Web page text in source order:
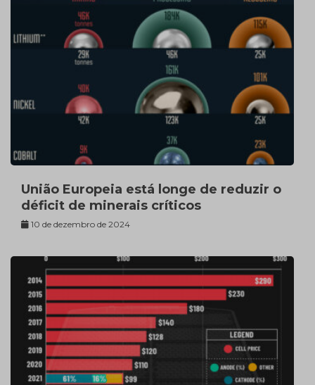
União Europeia está longe de reduzir o
déficit de minerais críticos
10 de dezembro de 2024